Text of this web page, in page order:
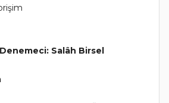
Salâh Birsel